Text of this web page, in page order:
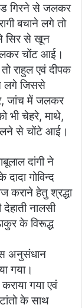
गिरने से जलकर
बचाने लगे तो
सिर से खून
चोंट आई।
राहुल एवं दीपक
लगे जिससे
जांच में जलकर
भी चेहरे, माथे,
से चोंटे आई।
दांगी ने
गोविन्द
कराने हेतु श्रद्धा
नालसी
के विरूद्ध
अनुसंधान
गया।
गया एवं
के साथ